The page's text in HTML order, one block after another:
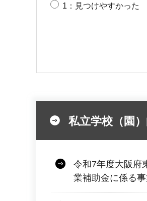
1：見つけやすかった
私立学校（園
令和7年度大阪府
業補助金に係る